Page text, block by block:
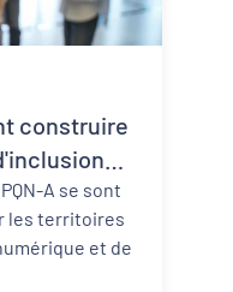
construire
A se sont
les territoires
et de